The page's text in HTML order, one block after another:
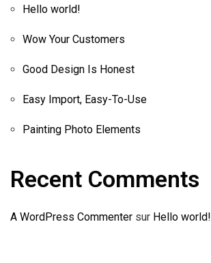
Hello world!
Wow Your Customers
Good Design Is Honest
Easy Import, Easy-To-Use
Painting Photo Elements
Recent Comments
A WordPress Commenter sur Hello world!